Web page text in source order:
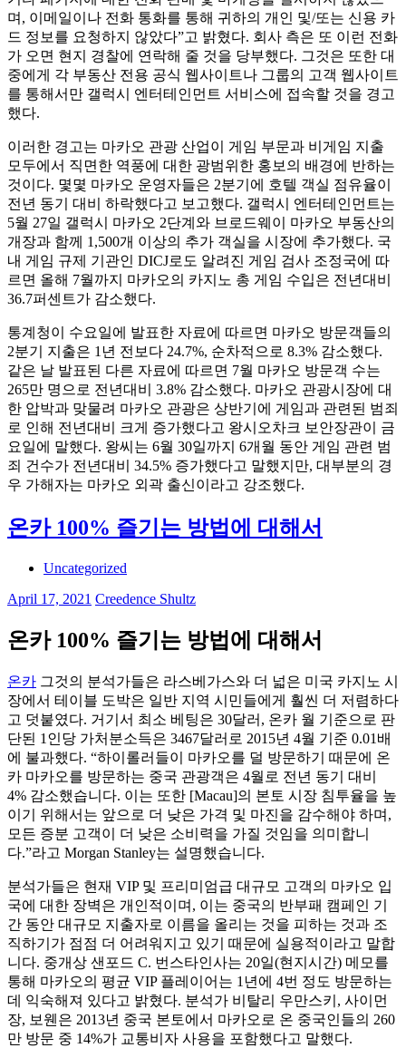
며, 이메일이나 전화 통화를 통해 귀하의 개인 및/또는 신용 카
드 정보를 요청하지 않았다”고 밝혔다. 회사 측은 또 이런 전화
가 오면 현지 경찰에 연락해 줄 것을 당부했다. 그것은 또한 대
중에게 각 부동산 전용 공식 웹사이트나 그룹의 고객 웹사이트
를 통해서만 갤럭시 엔터테인먼트 서비스에 접속할 것을 경고
했다.
이러한 경고는 마카오 관광 산업이 게임 부문과 비게임 지출
모두에서 직면한 역풍에 대한 광범위한 홍보의 배경에 반하는
것이다. 몇몇 마카오 운영자들은 2분기에 호텔 객실 점유율이
전년 동기 대비 하락했다고 보고했다. 갤럭시 엔터테인먼트는
5월 27일 갤럭시 마카오 2단계와 브로드웨이 마카오 부동산의
개장과 함께 1,500개 이상의 추가 객실을 시장에 추가했다. 국
내 게임 규제 기관인 DICJ로도 알려진 게임 검사 조정국에 따
르면 올해 7월까지 마카오의 카지노 총 게임 수입은 전년대비
36.7퍼센트가 감소했다.
통계청이 수요일에 발표한 자료에 따르면 마카오 방문객들의
2분기 지출은 1년 전보다 24.7%, 순차적으로 8.3% 감소했다.
같은 날 발표된 다른 자료에 따르면 7월 마카오 방문객 수는
265만 명으로 전년대비 3.8% 감소했다. 마카오 관광시장에 대
한 압박과 맞물려 마카오 관광은 상반기에 게임과 관련된 범죄
로 인해 전년대비 크게 증가했다고 왕시오차크 보안장관이 금
요일에 말했다. 왕씨는 6월 30일까지 6개월 동안 게임 관련 범
죄 건수가 전년대비 34.5% 증가했다고 말했지만, 대부분의 경
우 가해자는 마카오 외곽 출신이라고 강조했다.
온카 100% 즐기는 방법에 대해서
Uncategorized
April 17, 2021 Creedence Shultz
온카 100% 즐기는 방법에 대해서
온카 그것의 분석가들은 라스베가스와 더 넓은 미국 카지노 시
장에서 테이블 도박은 일반 지역 시민들에게 훨씬 더 저렴하다
고 덧붙였다. 거기서 최소 베팅은 30달러, 온카 월 기준으로 판
단된 1인당 가처분소득은 3467달러로 2015년 4월 기준 0.01배
에 불과했다. “하이롤러들이 마카오를 덜 방문하기 때문에 온
카 마카오를 방문하는 중국 관광객은 4월로 전년 동기 대비
4% 감소했습니다. 이는 또한 [Macau]의 본토 시장 침투율을 높
이기 위해서는 앞으로 더 낮은 가격 및 마진을 감수해야 하며,
모든 증분 고객이 더 낮은 소비력을 가질 것임을 의미합니
다.”라고 Morgan Stanley는 설명했습니다.
분석가들은 현재 VIP 및 프리미엄급 대규모 고객의 마카오 입
국에 대한 장벽은 개인적이며, 이는 중국의 반부패 캠페인 기
간 동안 대규모 지출자로 이름을 올리는 것을 피하는 것과 조
직하기가 점점 더 어려워지고 있기 때문에 실용적이라고 말합
니다. 중개상 샌포드 C. 번스타인사는 20일(현지시간) 메모를
통해 마카오의 평균 VIP 플레이어는 1년에 4번 정도 방문하는
데 익숙해져 있다고 밝혔다. 분석가 비탈리 우만스키, 사이먼
장, 보웬은 2013년 중국 본토에서 마카오로 온 중국인들의 260
만 방문 중 14%가 교통비자 사용을 포함했다고 말했다.